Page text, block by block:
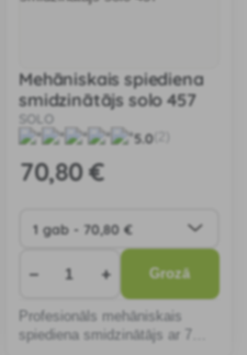
Mehāniskais spiediena
smidzinātājs solo 457
SOLO
5.0
70,80 €
− + Grozā
Profesionāls mehāniskais
spiediena smidzinātājs ar 7